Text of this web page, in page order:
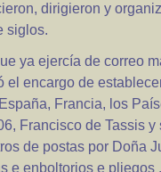
dirigieron y
siglos.
ya ejercía de correo
el encargo de
Francia, los
Francisco de Tassis y
de postas por Doña
e enboltorios e pliegos